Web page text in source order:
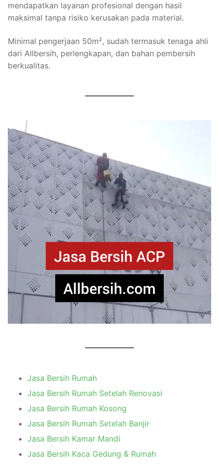
mendapatkan layanan profesional dengan hasil
maksimal tanpa risiko kerusakan pada material.
Minimal pengerjaan 50m², sudah termasuk tenaga ahli
dari Allbersih, perlengkapan, dan bahan pembersih
berkualitas.
Jasa Bersih Rumah
Jasa Bersih Rumah Setelah Renovasi
Jasa Bersih Rumah Kosong
Jasa Bersih Rumah Setelah Banjir
Jasa Bersih Kamar Mandi
Jasa Bersih Kaca Gedung & Rumah